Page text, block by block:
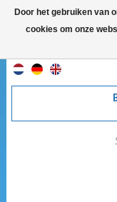
Door het gebruiken van
cookies om onze